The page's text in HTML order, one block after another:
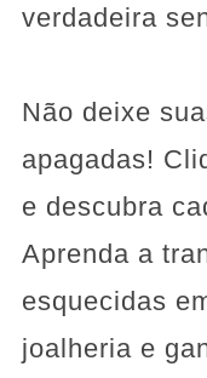
verdadeira
Não deixe
apagadas!
e descubra
Aprenda a
esquecidas
joalheria e